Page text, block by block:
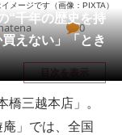
“千年の歴史を持
えない」「とき
メージです（画像：PIXTA）
0
目次を表示
三越本店」。
」では、全国